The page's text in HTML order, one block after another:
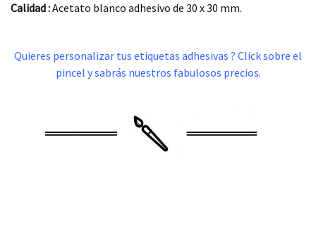
Calidad :Acetato blanco adhesivo de 30 x 30 mm.
Quieres personalizar tus etiquetas adhesivas ? Click sobre el
pincel y sabrás nuestros fabulosos precios.